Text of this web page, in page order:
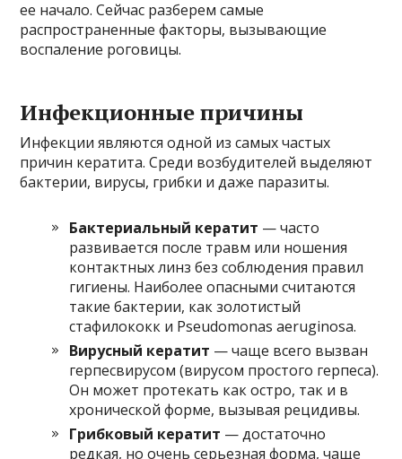
ее начало. Сейчас разберем самые
распространенные факторы, вызывающие
воспаление роговицы.
Инфекционные причины
Инфекции являются одной из самых частых
причин кератита. Среди возбудителей выделяют
бактерии, вирусы, грибки и даже паразиты.
Бактериальный кератит — часто
развивается после травм или ношения
контактных линз без соблюдения правил
гигиены. Наиболее опасными считаются
такие бактерии, как золотистый
стафилококк и Pseudomonas aeruginosa.
Вирусный кератит — чаще всего вызван
герпесвирусом (вирусом простого герпеса).
Он может протекать как остро, так и в
хронической форме, вызывая рецидивы.
Грибковый кератит — достаточно
редкая, но очень серьезная форма, чаще